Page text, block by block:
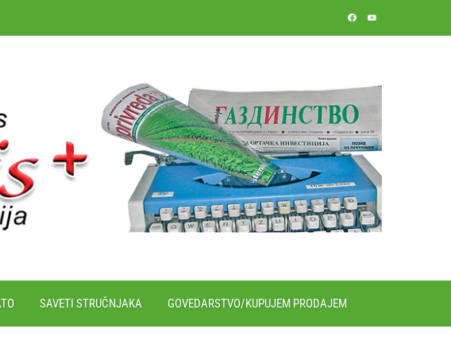
SAVETI STRUČNJAKA GOVEDARSTVO/KUPUJEM PRODAJEM